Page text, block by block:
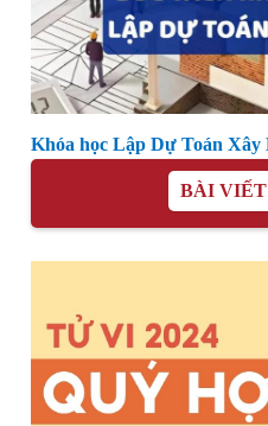
Khóa học Lập Dự Toán Xây
BÀI